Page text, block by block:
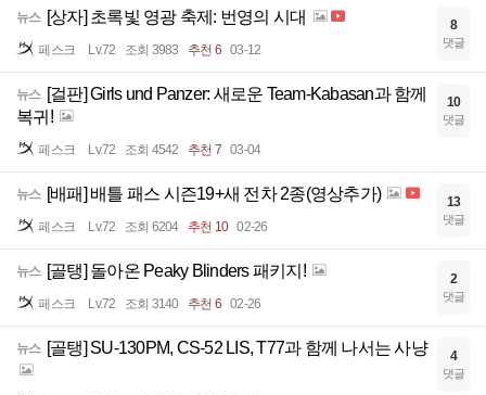
뉴스 [상자] 초록빛 영광 축제: 번영의 시대
페스크 Lv.72 조회 3983 추천 6 03-12
8
댓글
뉴스 [걸판] Girls und Panzer: 새로운 Team-Kabasan과 함께
복귀!
페스크 Lv.72 조회 4542 추천 7 03-04
10
댓글
뉴스 [배패] 배틀 패스 시즌19+새 전차 2종(영상추가)
페스크 Lv.72 조회 6204 추천 10 02-26
13
댓글
뉴스 [골탱] 돌아온 Peaky Blinders 패키지!
페스크 Lv.72 조회 3140 추천 6 02-26
2
댓글
뉴스 [골탱] SU-130PM, CS-52 LIS, T77과 함께 나서는 사냥 4
댓글